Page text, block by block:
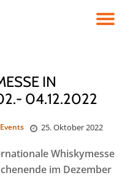
IN
04.12.2022
25. Oktober 2022
Whiskymesse
im Dezember